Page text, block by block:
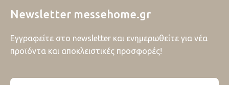
Newsletter messehome.gr
Εγγραφείτε στο newsletter και ενημερωθείτε για νέα
προϊόντα και αποκλειστικές προσφορές!